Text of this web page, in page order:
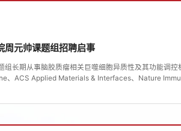
周元帅课题组招聘启事
组长期从事脑胶质瘤相关巨噬细胞异质性及其功能调
、ACS Applied Materials & Interfaces、Nature